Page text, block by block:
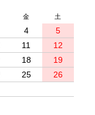
金 土
4
5
11
12
18
19
25
26